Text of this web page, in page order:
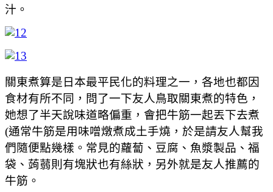
汁。
關東煮算是日本最平民化的料理之一，各地也都因
食材有所不同，問了一下友人鳥取關東煮的特色，
她想了半天說味道略偏重，會把牛筋一起丟下去煮
(通常牛筋是用味噌燉煮成土手燒，於是請友人幫我
們隨便點幾樣。常見的蘿蔔、豆腐、魚漿製品、福
袋、蒟蒻則有塊狀也有絲狀，另外就是友人推薦的
牛筋。